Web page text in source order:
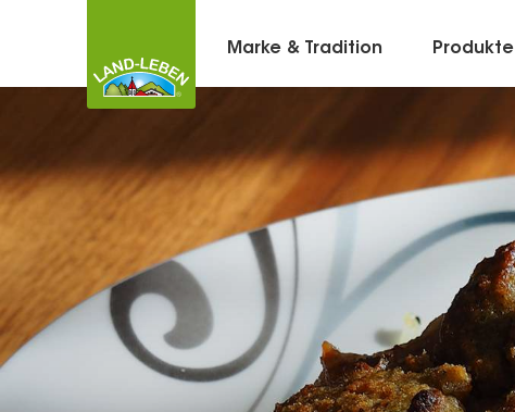
Marke & Tradition Produkte